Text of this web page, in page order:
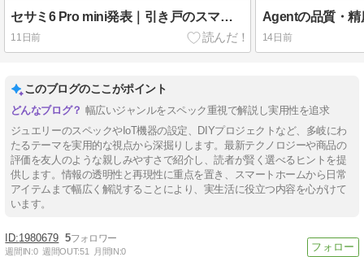
セサミ6 Pro mini発表｜引き戸のスマートロック化に、ようやく現実的な選択肢が出てきた
11日前 14日前
このブログのここがポイント
幅広いジャンルをスペック重視で解説し実用性を追求
ジュエリーのスペックやIoT機器の設定、DIYプロジェクトなど、多岐にわ
たるテーマを実用的な視点から深掘りします。最新テクノロジーや商品の
評価を友人のような親しみやすさで紹介し、読者が賢く選べるヒントを提
供します。情報の透明性と再現性に重点を置き、スマートホームから日常
アイテムまで幅広く解説することにより、実生活に役立つ内容を心がけて
います。
1980679 5
週間IN:0 週間OUT:51 月間IN:0